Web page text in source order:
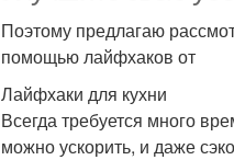
Поэтому предлагаю
помощью лайфхаков от
Лайфхаки для кухни
Всегда требуется много
можно ускорить, и даже